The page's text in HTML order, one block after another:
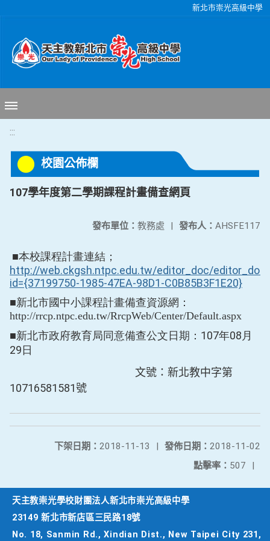
新北市崇光高級中學
:::
校園公佈欄
107學年度第二學期課程計畫備查網頁
發布人： AHSFE117
發布單位： 教務處 |
■本校課程計畫連結；
http://web.ckgsh.ntpc.edu.tw/editor_doc/
id={37199750-1985-47EA-98D1-C0B85B3F1E20}
■新北市國中小課程計畫備查資源網：
http://rrcp.ntpc.edu.tw/RrcpWeb/Center/Default.aspx
■新北市政府教育局同意備查公文日期：107年08月
29日
文號：新北教中字第
10716581581號
發佈日期： 2018-11-02
下架日期： 2018-11-13
|
點擊率： 507 |
天主教崇光學校財團法人新北市崇光高級中學
23149 新北市新店區三民路18號
No. 18, Sanmin Rd., Xindian Dist., New Taipei City 231,